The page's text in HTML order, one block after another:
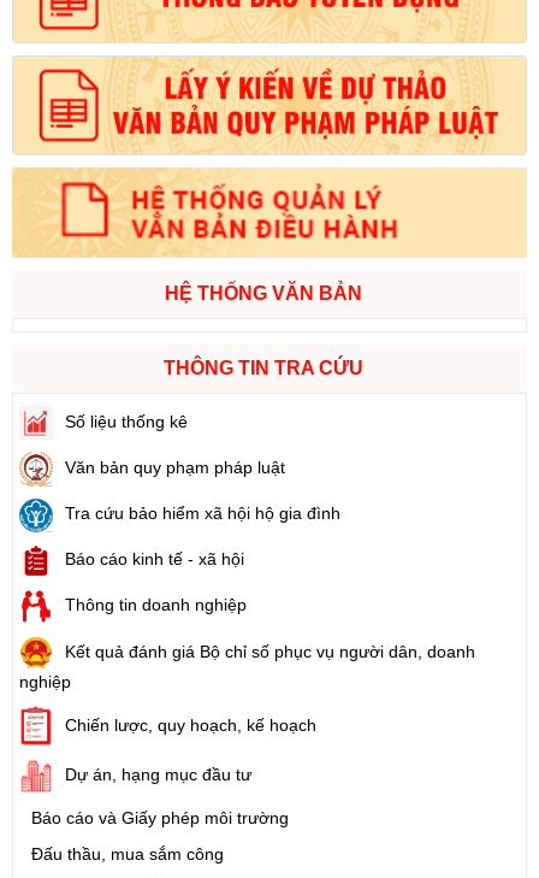
HỆ THỐNG VĂN BẢN
THÔNG TIN TRA CỨU
Số liệu thống kê
Văn bản quy phạm pháp luật
Tra cứu bảo hiểm xã hội hộ gia đình
Báo cáo kinh tế - xã hội
Thông tin doanh nghiệp
Kết quả đánh giá Bộ chỉ số phục vụ người dân, doanh
nghiệp
Chiến lược, quy hoạch, kế hoạch
Dự án, hạng mục đầu tư
Báo cáo và Giấy phép môi trường
Đấu thầu, mua sắm công